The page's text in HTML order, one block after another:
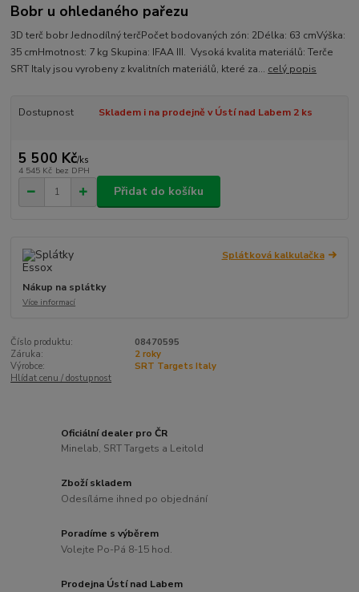
Bobr u ohledaného pařezu
3D terč bobr Jednodílný terčPočet bodovaných zón: 2Délka: 63 cmVýška:
35 cmHmotnost: 7 kg Skupina: IFAA III. Vysoká kvalita materiálů: Terče
SRT Italy jsou vyrobeny z kvalitních materiálů, které za... celý popis
Dostupnost Skladem i na prodejně v Ústí nad Labem 2 ks
5 500 Kč/ks
4 545 Kč bez DPH
Přidat do košíku
Splátková kalkulačka
Nákup na splátky
Více informací
Číslo produktu:
08470595
Záruka:
2 roky
Výrobce:
SRT Targets Italy
Hlídat cenu / dostupnost
Oficiální dealer pro ČR
Minelab, SRT Targets a Leitold
Zboží skladem
Odesíláme ihned po objednání
Poradíme s výběrem
Volejte Po-Pá 8-15 hod.
Prodejna Ústí nad Labem